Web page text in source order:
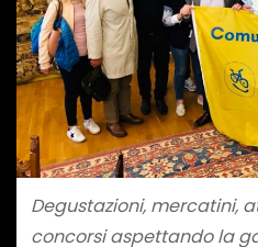
Degustazioni, mercatini,
concorsi aspettando la